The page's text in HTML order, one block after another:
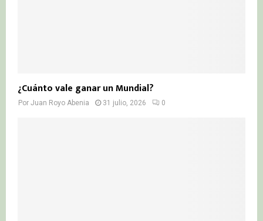
¿Cuánto vale ganar un Mundial?
Por Juan Royo Abenia 31 julio, 2026 0